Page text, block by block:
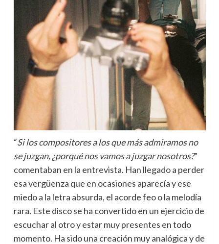
“Si los compositores a los que más admiramos no
se juzgan, ¿porqué nos vamos a juzgar nosotros?”
comentaban en la entrevista. Han llegado a perder
esa vergüenza que en ocasiones aparecía y ese
miedo a la letra absurda, el acorde feo o la melodía
rara. Este disco se ha convertido en un ejercicio de
escuchar al otro y estar muy presentes en todo
momento. Ha sido una creación muy analógica y de